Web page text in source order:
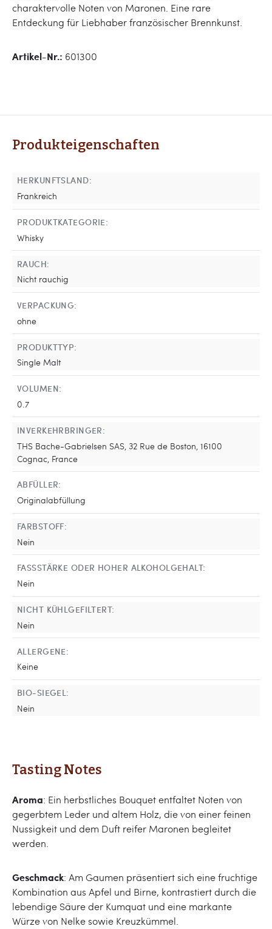
charaktervolle Noten von Maronen. Eine rare
Entdeckung für Liebhaber französischer Brennkunst.
Artikel-Nr.: 601300
Produkteigenschaften
HERKUNFTSLAND:
Frankreich
PRODUKTKATEGORIE:
Whisky
RAUCH:
Nicht rauchig
VERPACKUNG:
ohne
PRODUKTTYP:
Single Malt
VOLUMEN:
0.7
INVERKEHRBRINGER:
THS Bache-Gabrielsen SAS, 32 Rue de Boston, 16100
Cognac, France
ABFÜLLER:
Originalabfüllung
FARBSTOFF:
Nein
FASSSTÄRKE ODER HOHER ALKOHOLGEHALT:
Nein
NICHT KÜHLGEFILTERT:
Nein
ALLERGENE:
Keine
BIO-SIEGEL:
Nein
Tasting Notes
Aroma: Ein herbstliches Bouquet entfaltet Noten von
gegerbtem Leder und altem Holz, die von einer feinen
Nussigkeit und dem Duft reifer Maronen begleitet
werden.
Geschmack: Am Gaumen präsentiert sich eine fruchtige
Kombination aus Apfel und Birne, kontrastiert durch die
lebendige Säure der Kumquat und eine markante
Würze von Nelke sowie Kreuzkümmel.